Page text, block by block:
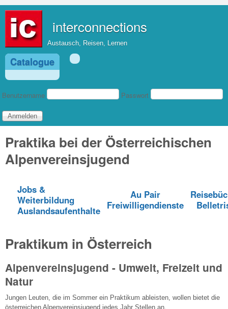
interconnections
Austausch, Reisen, Lernen
Catalogue
Benutzeranmeldung
Benutzername Passwort
Praktika bei der Österreichischen
Alpenvereinsjugend
Jobs &
Weiterbildung
Auslandsaufenthalte
Au Pair
Freiwilligendienste
Praktikum in Österreich
Alpenvereinsjugend - Umwelt, Freizeit und
Natur
Jungen Leuten, die im Sommer ein Praktikum ableisten, wollen bietet die
österreichen Alpenvereinsjugend jedes Jahr Stellen an.